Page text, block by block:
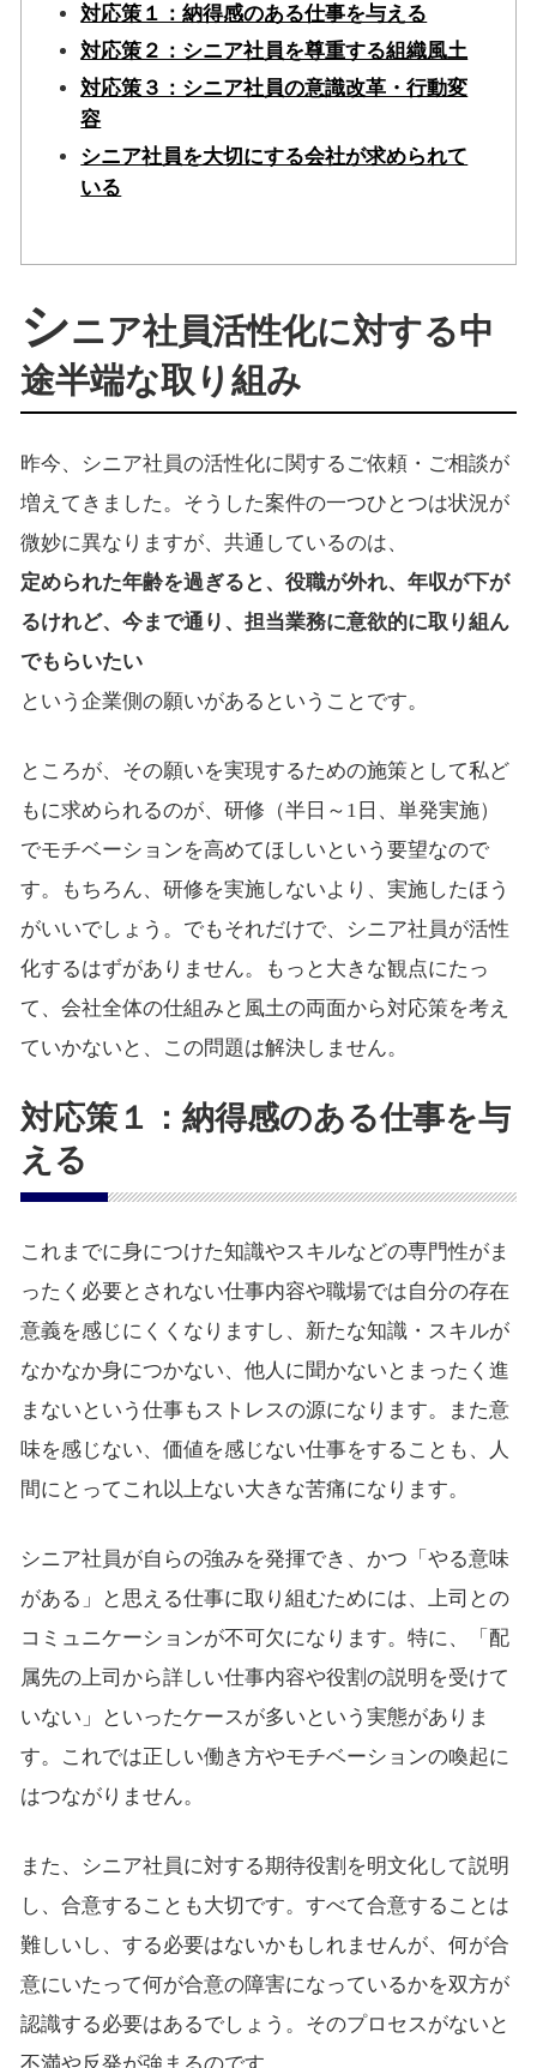
対応策１：納得感のある仕事を与える
対応策２：シニア社員を尊重する組織風土
対応策３：シニア社員の意識改革・行動変
容
シニア社員を大切にする会社が求められて
いる
シニア社員活性化に対する中
途半端な取り組み
昨今、シニア社員の活性化に関するご依頼・ご相談が
増えてきました。そうした案件の一つひとつは状況が
微妙に異なりますが、共通しているのは、
定められた年齢を過ぎると、役職が外れ、年収が下が
るけれど、今まで通り、担当業務に意欲的に取り組ん
でもらいたい
という企業側の願いがあるということです。
ところが、その願いを実現するための施策として私ど
もに求められるのが、研修（半日～1日、単発実施）
でモチベーションを高めてほしいという要望なので
す。もちろん、研修を実施しないより、実施したほう
がいいでしょう。でもそれだけで、シニア社員が活性
化するはずがありません。もっと大きな観点にたっ
て、会社全体の仕組みと風土の両面から対応策を考え
ていかないと、この問題は解決しません。
対応策１：納得感のある仕事を与
える
これまでに身につけた知識やスキルなどの専門性がま
ったく必要とされない仕事内容や職場では自分の存在
意義を感じにくくなりますし、新たな知識・スキルが
なかなか身につかない、他人に聞かないとまったく進
まないという仕事もストレスの源になります。また意
味を感じない、価値を感じない仕事をすることも、人
間にとってこれ以上ない大きな苦痛になります。
シニア社員が自らの強みを発揮でき、かつ「やる意味
がある」と思える仕事に取り組むためには、上司との
コミュニケーションが不可欠になります。特に、「配
属先の上司から詳しい仕事内容や役割の説明を受けて
いない」といったケースが多いという実態がありま
す。これでは正しい働き方やモチベーションの喚起に
はつながりません。
また、シニア社員に対する期待役割を明文化して説明
し、合意することも大切です。すべて合意することは
難しいし、する必要はないかもしれませんが、何が合
意にいたって何が合意の障害になっているかを双方が
認識する必要はあるでしょう。そのプロセスがないと